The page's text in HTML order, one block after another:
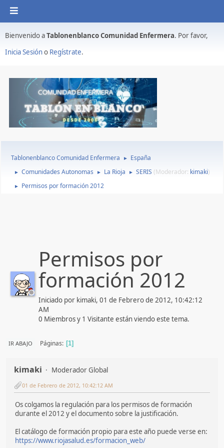
Bienvenido aTablonenblanco Comunidad Enfermera. Por favor,
Inicia Sesióno Regístrate.
Tablonenblanco Comunidad Enfermera ► España
► Comunidades Autonomas ► La Rioja ► SERIS (Moderador: kimaki)
► Permisos por formación 2012
Permisos por
formación 2012
Iniciado por kimaki, 01 de Febrero de 2012, 10:42:12
AM
0 Miembros y 1 Visitante están viendo este tema.
IR ABAJO Páginas 1
kimaki Moderador Global
01 de Febrero de 2012, 10:42:12 AM
Os colgamos la regulación para los permisos de formación
durante el 2012 y el documento sobre la justificación.
El catálogo de formación propio para este año puede verse en:
https://www.riojasalud.es/formacion_web/